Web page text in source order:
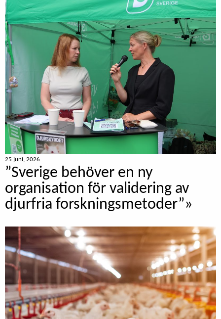
25 juni, 2026
”Sverige behöver en ny
organisation för validering av
djurfria forskningsmetoder”»